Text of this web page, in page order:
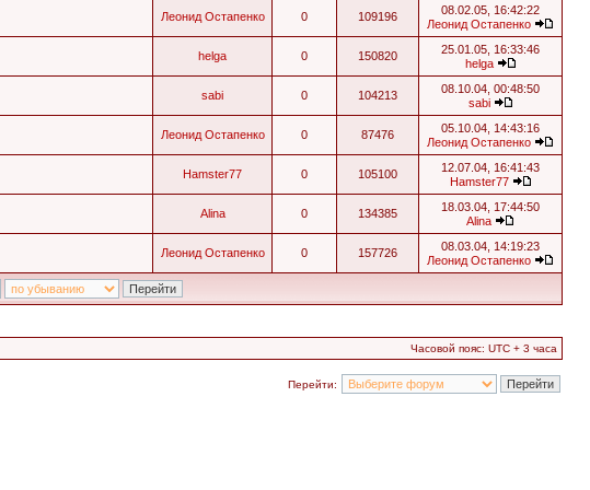
Леонид Остапенко 0 109196
08.02.05, 16:42:22
Леонид Остапенко
helga 0 150820
25.01.05, 16:33:46
helga
sabi 0 104213
08.10.04, 00:48:50
sabi
Леонид Остапенко 0 87476
05.10.04, 14:43:16
Леонид Остапенко
Hamster77 0 105100
12.07.04, 16:41:43
Hamster77
Alina 0 134385
18.03.04, 17:44:50
Alina
Леонид Остапенко 0 157726
08.03.04, 14:19:23
Леонид Остапенко
Часовой пояс: UTC + 3 часа
Перейти: